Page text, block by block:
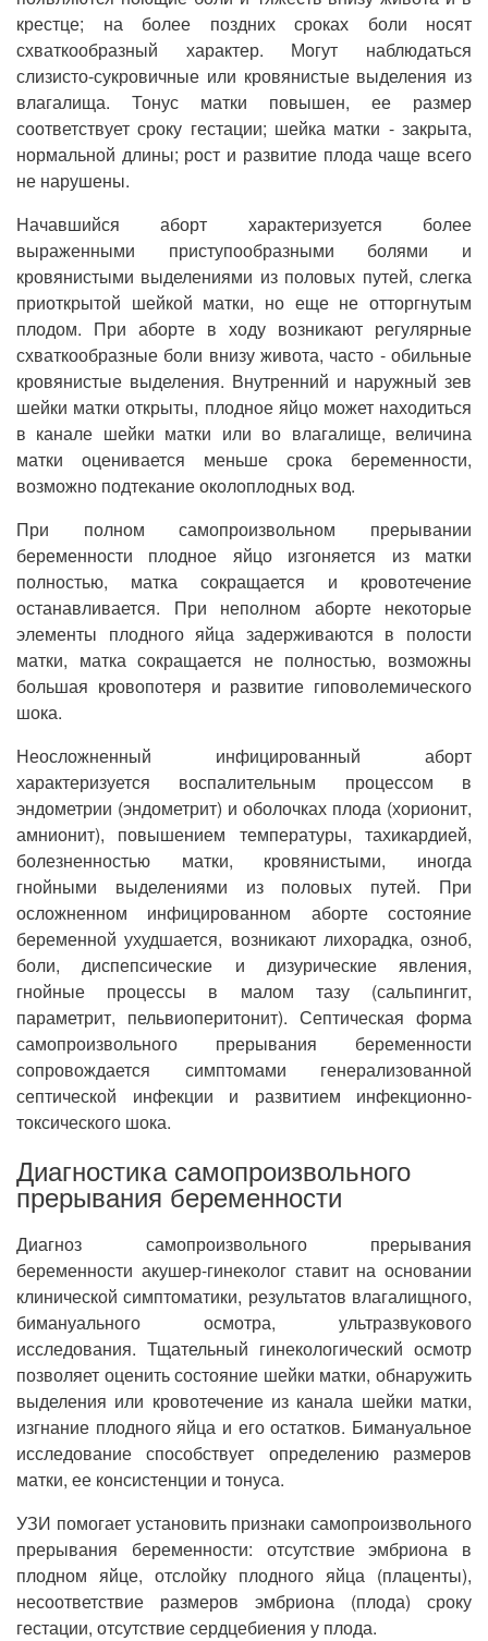
крестце; на более поздних сроках боли носят
схваткообразный характер. Могут наблюдаться
слизисто-сукровичные или кровянистые выделения из
влагалища. Тонус матки повышен, ее размер
соответствует сроку гестации; шейка матки - закрыта,
нормальной длины; рост и развитие плода чаще всего
не нарушены.
Начавшийся аборт характеризуется более
выраженными приступообразными болями и
кровянистыми выделениями из половых путей, слегка
приоткрытой шейкой матки, но еще не отторгнутым
плодом. При аборте в ходу возникают регулярные
схваткообразные боли внизу живота, часто - обильные
кровянистые выделения. Внутренний и наружный зев
шейки матки открыты, плодное яйцо может находиться
в канале шейки матки или во влагалище, величина
матки оценивается меньше срока беременности,
возможно подтекание околоплодных вод.
При полном самопроизвольном прерывании
беременности плодное яйцо изгоняется из матки
полностью, матка сокращается и кровотечение
останавливается. При неполном аборте некоторые
элементы плодного яйца задерживаются в полости
матки, матка сокращается не полностью, возможны
большая кровопотеря и развитие гиповолемического
шока.
Неосложненный инфицированный аборт
характеризуется воспалительным процессом в
эндометрии (эндометрит) и оболочках плода (хорионит,
амнионит), повышением температуры, тахикардией,
болезненностью матки, кровянистыми, иногда
гнойными выделениями из половых путей. При
осложненном инфицированном аборте состояние
беременной ухудшается, возникают лихорадка, озноб,
боли, диспепсические и дизурические явления,
гнойные процессы в малом тазу (сальпингит,
параметрит, пельвиоперитонит). Септическая форма
самопроизвольного прерывания беременности
сопровождается симптомами генерализованной
септической инфекции и развитием инфекционно-
токсического шока.
Диагностика самопроизвольного
прерывания беременности
Диагноз самопроизвольного прерывания
беременности акушер-гинеколог ставит на основании
клинической симптоматики, результатов влагалищного,
бимануального осмотра, ультразвукового
исследования. Тщательный гинекологический осмотр
позволяет оценить состояние шейки матки, обнаружить
выделения или кровотечение из канала шейки матки,
изгнание плодного яйца и его остатков. Бимануальное
исследование способствует определению размеров
матки, ее консистенции и тонуса.
УЗИ помогает установить признаки самопроизвольного
прерывания беременности: отсутствие эмбриона в
плодном яйце, отслойку плодного яйца (плаценты),
несоответствие размеров эмбриона (плода) сроку
гестации, отсутствие сердцебиения у плода.